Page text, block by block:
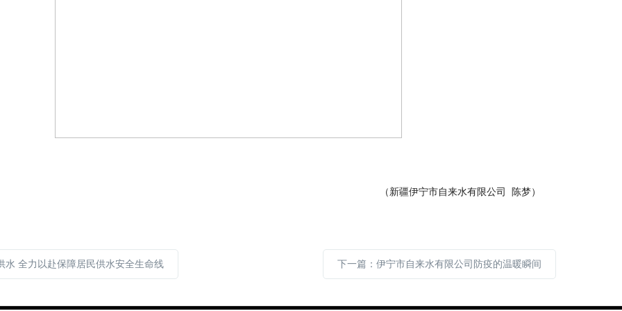
（新疆伊宁市自来水有限公司 陈梦）
水 全力以赴保障居民供水安全生命线 下一篇：伊宁市自来水有限公司防疫的温暖瞬间